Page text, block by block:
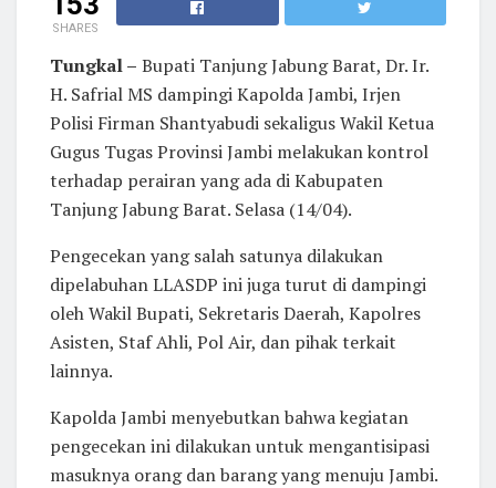
SHARES
Tungkal – Bupati Tanjung Jabung Barat, Dr. Ir.
H. Safrial MS dampingi Kapolda Jambi, Irjen
Polisi Firman Shantyabudi sekaligus Wakil Ketua
Gugus Tugas Provinsi Jambi melakukan kontrol
terhadap perairan yang ada di Kabupaten
Tanjung Jabung Barat. Selasa (14/04).
Pengecekan yang salah satunya dilakukan
dipelabuhan LLASDP ini juga turut di dampingi
oleh Wakil Bupati, Sekretaris Daerah, Kapolres
Asisten, Staf Ahli, Pol Air, dan pihak terkait
lainnya.
Kapolda Jambi menyebutkan bahwa kegiatan
pengecekan ini dilakukan untuk mengantisipasi
masuknya orang dan barang yang menuju Jambi.